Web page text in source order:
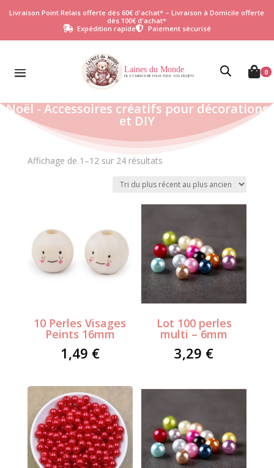
Livraison Point Relais offerte dès 60€ d'achat* – Livraison à Domicile offerte
dès 100€ d'achat*
 Expédition rapide Paiement sécurisé
Laines du Monde
FIL ET MERCERIE POUR TOUS VOS PROJETS  0
Noël - Accessoires créatifs pour décorations
et DIY
Affichage de 1–12 sur 24 résultatsTrié
plus
récent
plus
ancien
10 Perles Visages
Peints 16mm
1,49 €
Lot 100 perles
multi – 6mm
3,29 €